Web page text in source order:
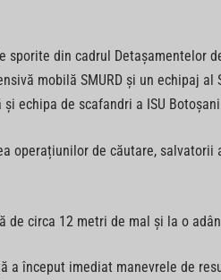
din cadrul Detașamentelor
mobilă SMURD și un echipaj
echipa de scafandri a ISU
operațiunilor de căutare, salvatorii
circa 12 metri de mal și la o
a început imediat manevrele de